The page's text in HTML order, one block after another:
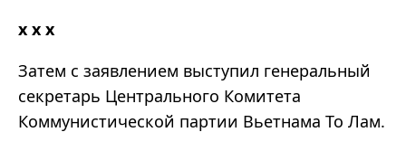
x x x
Затем с заявлением выступил генеральный
секретарь Центрального Комитета
Коммунистической партии Вьетнама То Лам.